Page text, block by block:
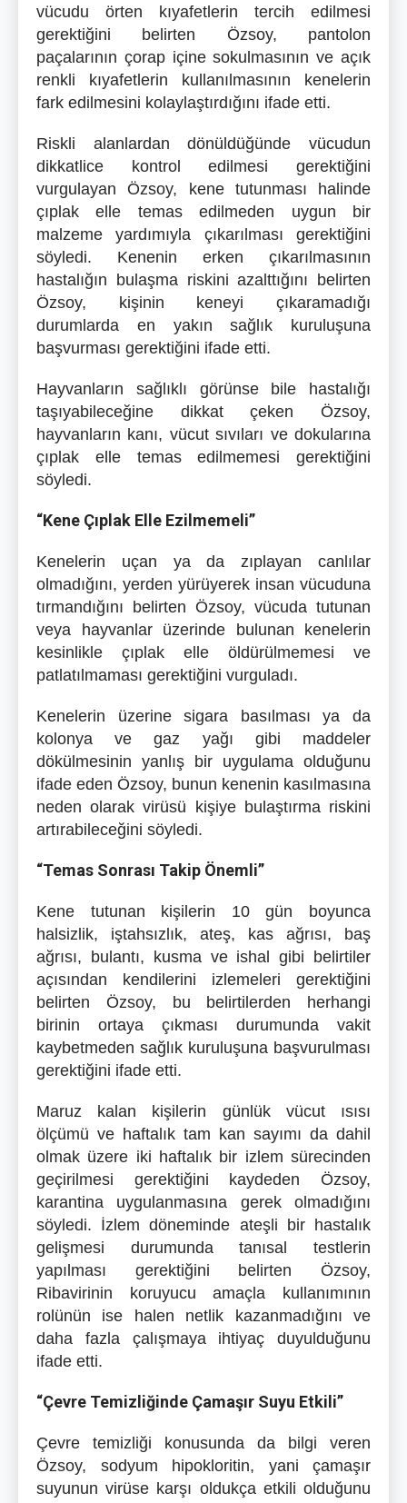
vücudu örten kıyafetlerin tercih edilmesi
gerektiğini belirten Özsoy, pantolon
paçalarının çorap içine sokulmasının ve açık
renkli kıyafetlerin kullanılmasının kenelerin
fark edilmesini kolaylaştırdığını ifade etti.
Riskli alanlardan dönüldüğünde vücudun
dikkatlice kontrol edilmesi gerektiğini
vurgulayan Özsoy, kene tutunması halinde
çıplak elle temas edilmeden uygun bir
malzeme yardımıyla çıkarılması gerektiğini
söyledi. Kenenin erken çıkarılmasının
hastalığın bulaşma riskini azalttığını belirten
Özsoy, kişinin keneyi çıkaramadığı
durumlarda en yakın sağlık kuruluşuna
başvurması gerektiğini ifade etti.
Hayvanların sağlıklı görünse bile hastalığı
taşıyabileceğine dikkat çeken Özsoy,
hayvanların kanı, vücut sıvıları ve dokularına
çıplak elle temas edilmemesi gerektiğini
söyledi.
“Kene Çıplak Elle Ezilmemeli”
Kenelerin uçan ya da zıplayan canlılar
olmadığını, yerden yürüyerek insan vücuduna
tırmandığını belirten Özsoy, vücuda tutunan
veya hayvanlar üzerinde bulunan kenelerin
kesinlikle çıplak elle öldürülmemesi ve
patlatılmaması gerektiğini vurguladı.
Kenelerin üzerine sigara basılması ya da
kolonya ve gaz yağı gibi maddeler
dökülmesinin yanlış bir uygulama olduğunu
ifade eden Özsoy, bunun kenenin kasılmasına
neden olarak virüsü kişiye bulaştırma riskini
artırabileceğini söyledi.
“Temas Sonrası Takip Önemli”
Kene tutunan kişilerin 10 gün boyunca
halsizlik, iştahsızlık, ateş, kas ağrısı, baş
ağrısı, bulantı, kusma ve ishal gibi belirtiler
açısından kendilerini izlemeleri gerektiğini
belirten Özsoy, bu belirtilerden herhangi
birinin ortaya çıkması durumunda vakit
kaybetmeden sağlık kuruluşuna başvurulması
gerektiğini ifade etti.
Maruz kalan kişilerin günlük vücut ısısı
ölçümü ve haftalık tam kan sayımı da dahil
olmak üzere iki haftalık bir izlem sürecinden
geçirilmesi gerektiğini kaydeden Özsoy,
karantina uygulanmasına gerek olmadığını
söyledi. İzlem döneminde ateşli bir hastalık
gelişmesi durumunda tanısal testlerin
yapılması gerektiğini belirten Özsoy,
Ribavirinin koruyucu amaçla kullanımının
rolünün ise halen netlik kazanmadığını ve
daha fazla çalışmaya ihtiyaç duyulduğunu
ifade etti.
“Çevre Temizliğinde Çamaşır Suyu Etkili”
Çevre temizliği konusunda da bilgi veren
Özsoy, sodyum hipokloritin, yani çamaşır
suyunun virüse karşı oldukça etkili olduğunu